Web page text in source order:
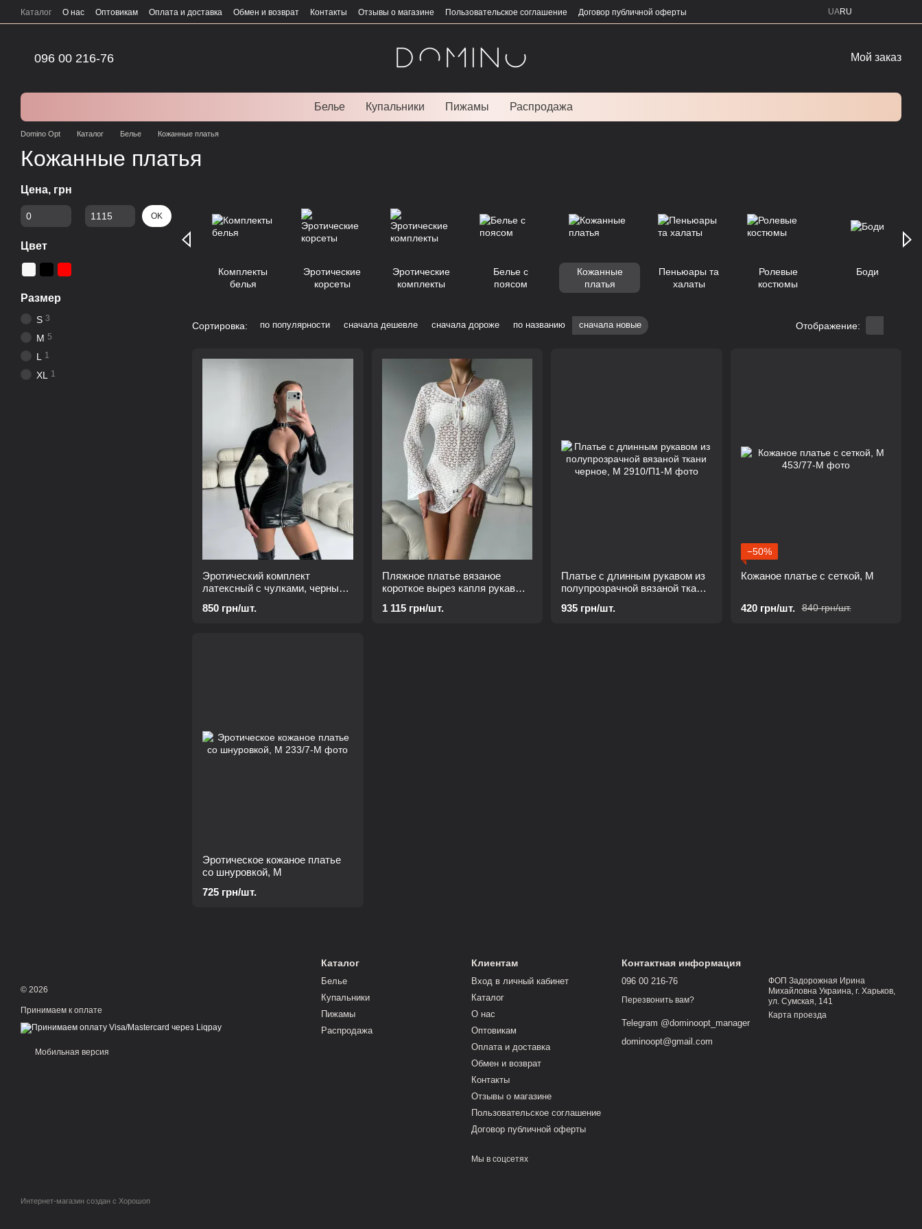
Перейти к основному контенту
Каталог О нас Оптовикам Оплата и доставка Обмен и возврат Контакты Отзывы о магазине Пользовательское соглашение Договор публичной оферты UARU
096 00 216-76 Мой заказ
Белье Купальники Пижамы Распродажа
Domino Opt Каталог Белье Кожанные платья
Кожанные платья
Комплекты
белья
Эротические
корсеты
Эротические
комплекты
Белье с
поясом
Кожанные
платья
Пеньюары та
халаты
Ролевые
костюмы
Боди
Сортировка: по популярности сначала дешевле сначала дороже по названию сначала новые Отображение:
Эротический комплект
латексный с чулками, черный,
850 грн/шт.
Пляжное платье вязаное
короткое вырез капля рукав
1 115 грн/шт.
Платье с длинным рукавом из
полупрозрачной вязаной ткани
935 грн/шт.
−50%
Кожаное платье с сеткой, М
840 грн/шт.
420 грн/шт.
Эротическое кожаное платье
со шнуровкой, M
725 грн/шт.
Цена, грн
От Цена, грн
До Цена, грн OK
Цвет
Размер
S 3
M 5
L 1
XL 1
© 2026
Принимаем к оплате
Мобильная версия
Интернет-магазин создан с Хорошоп
Каталог
Белье
Купальники
Пижамы
Распродажа
Клиентам
Вход в личный кабинет
Каталог
О нас
Оптовикам
Оплата и доставка
Обмен и возврат
Контакты
Отзывы о магазине
Пользовательское соглашение
Договор публичной оферты
Мы в соцсетях
Контактная информация
096 00 216-76
Перезвонить вам?
Telegram @dominoopt_manager
dominoopt@gmail.com
ФОП Задорожная Ирина
Михайловна Украина, г. Харьков,
ул. Сумская, 141
Карта проезда